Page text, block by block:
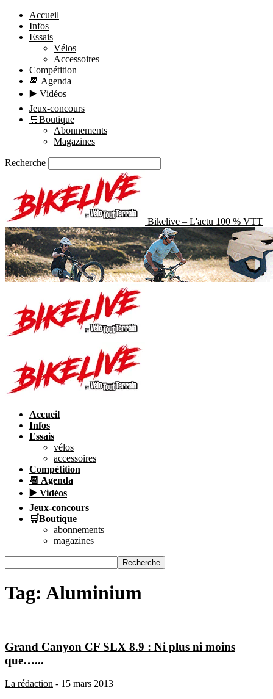
Accueil
Infos
Essais
Vélos
Accessoires
Compétition
📆 Agenda
▶️ Vidéos
Jeux-concours
🛒Boutique
Abonnements
Magazines
Recherche
Bikelive – L'actu 100 % VTT
Accueil
Infos
Essais
vélos
accessoires
Compétition
📆 Agenda
▶️ Vidéos
Jeux-concours
🛒Boutique
abonnements
magazines
Tag: Aluminium
Grand Canyon CF SLX 8.9 : Ni plus ni moins
que…...
La rédaction - 15 mars 2013